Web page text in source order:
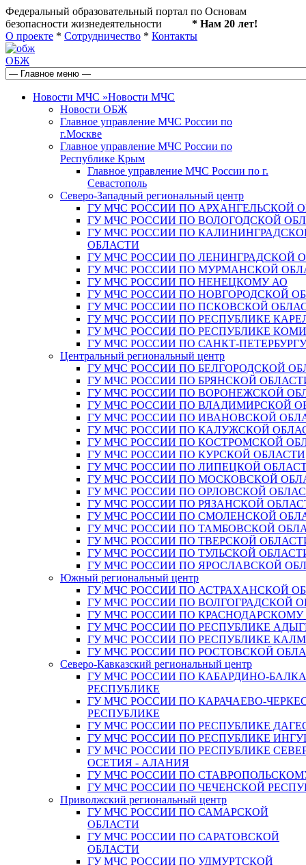
Федеральный образовательный портал по Основам
безопасности жизнедеятельности * Нам 20 лет!
О проекте * Сотрудничество * Контакты
ОБЖ
Новости МЧС »Новости МЧС
Новости ОБЖ
Главное управление МЧС России по
г.Москве
Главное управление МЧС России по
Республике Крым
Главное управление МЧС России по г.
Севастополь
Северо-Западный региональный центр
ГУ МЧС РОССИИ ПО АРХАНГЕЛЬСКОЙ
ГУ МЧС РОССИИ ПО ВОЛОГОДСКОЙ
ГУ МЧС РОССИИ ПО
ОБЛАСТИ
ГУ МЧС РОССИИ ПО ЛЕНИНГРАДСКОЙ
ГУ МЧС РОССИИ ПО МУРМАНСКОЙ
ГУ МЧС РОССИИ ПО НЕНЕЦКОМУ АО
ГУ МЧС РОССИИ ПО НОВГОРОДСКОЙ
ГУ МЧС РОССИИ ПО ПСКОВСКОЙ
ГУ МЧС РОССИИ ПО РЕСПУБЛИКЕ
ГУ МЧС РОССИИ ПО РЕСПУБЛИКЕ КОМИ
ГУ МЧС РОССИИ ПО САНКТ-ПЕТЕРБУРГУ
Центральный региональный центр
ГУ МЧС РОССИИ ПО БЕЛГОРОДСКОЙ
ГУ МЧС РОССИИ ПО БРЯНСКОЙ
ГУ МЧС РОССИИ ПО ВОРОНЕЖСКОЙ
ГУ МЧС РОССИИ ПО ВЛАДИМИРСКОЙ
ГУ МЧС РОССИИ ПО ИВАНОВСКОЙ
ГУ МЧС РОССИИ ПО КАЛУЖСКОЙ
ГУ МЧС РОССИИ ПО КОСТРОМСКОЙ
ГУ МЧС РОССИИ ПО КУРСКОЙ ОБЛАСТИ
ГУ МЧС РОССИИ ПО ЛИПЕЦКОЙ
ГУ МЧС РОССИИ ПО МОСКОВСКОЙ
ГУ МЧС РОССИИ ПО ОРЛОВСКОЙ
ГУ МЧС РОССИИ ПО РЯЗАНСКОЙ
ГУ МЧС РОССИИ ПО СМОЛЕНСКОЙ
ГУ МЧС РОССИИ ПО ТАМБОВСКОЙ
ГУ МЧС РОССИИ ПО ТВЕРСКОЙ
ГУ МЧС РОССИИ ПО ТУЛЬСКОЙ
ГУ МЧС РОССИИ ПО ЯРОСЛАВСКОЙ
Южный региональный центр
ГУ МЧС РОССИИ ПО АСТРАХАНСКОЙ
ГУ МЧС РОССИИ ПО ВОЛГОГРАДСКОЙ
ГУ МЧС РОССИИ ПО
ГУ МЧС РОССИИ ПО РЕСПУБЛИКЕ
ГУ МЧС РОССИИ ПО РЕСПУБЛИКЕ
ГУ МЧС РОССИИ ПО РОСТОВСКОЙ
Северо-Кавказский региональный центр
ГУ МЧС РОССИИ ПО КАБАРДИНО-
РЕСПУБЛИКЕ
ГУ МЧС РОССИИ ПО КАРАЧАЕВО-
РЕСПУБЛИКЕ
ГУ МЧС РОССИИ ПО РЕСПУБЛИКЕ
ГУ МЧС РОССИИ ПО РЕСПУБЛИКЕ
ГУ МЧС РОССИИ ПО РЕСПУБЛИКЕ
ОСЕТИЯ - АЛАНИЯ
ГУ МЧС РОССИИ ПО
ГУ МЧС РОССИИ ПО ЧЕЧЕНСКОЙ
Приволжский региональный центр
ГУ МЧС РОССИИ ПО САМАРСКОЙ
ОБЛАСТИ
ГУ МЧС РОССИИ ПО САРАТОВСКОЙ
ОБЛАСТИ
ГУ МЧС РОССИИ ПО УДМУРТСКОЙ